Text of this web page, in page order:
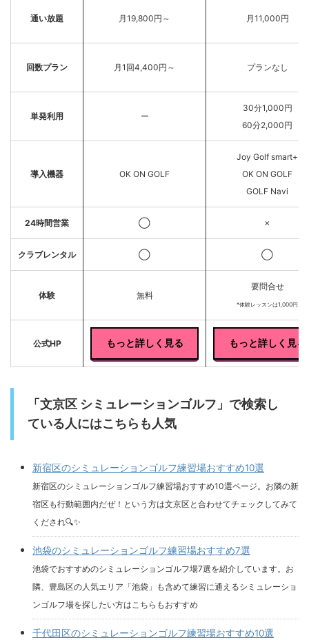
通い放題 月19,800円～ 月11,000円
回数プラン 月1回4,400円～ プランなし
単発利用 ー
30分1,000円
60分2,000円
導入機器 OK ON GOLF
Joy Golf smart+
OK ON GOLF
GOLF Navi
24時間営業 ◯ ✗
クラブレンタル ◯ ◯
体験 無料
要問合せ
*体験レッスンは1,000円
公式HP もっと詳しく見る もっと詳しく見る
「文京区 シミュレーションゴルフ」で検索し
ている人にはこちらも人気
新宿区のシミュレーションゴルフ練習場おすすめ10選
新宿区のシミュレーションゴルフ練習場おすすめ10選ページ。お隣の新
宿区も行動範囲内だぜ！という方は文京区と合わせてチェックしてみて
くだされ🔍✨
池袋のシミュレーションゴルフ練習場おすすめ7選
池袋でおすすめのシミュレーションゴルフ場7選を紹介しています。お
隣、豊島区の人気エリア「池袋」も含めて練習に通えるシミュレーショ
ンゴルフ場を探したい方はこちらもおすすめ
千代田区のシミュレーションゴルフ練習場おすすめ10選